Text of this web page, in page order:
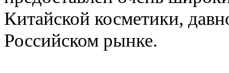
Китайской косметики,
Российском рынке.